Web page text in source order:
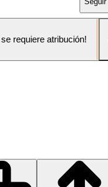
requiere atribución!